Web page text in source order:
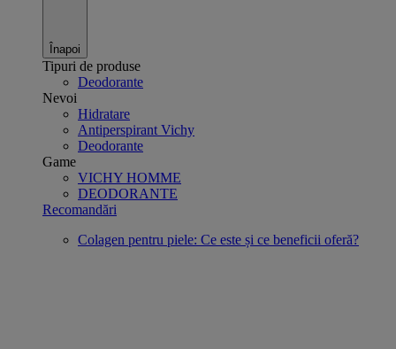
Înapoi
Tipuri de produse
Deodorante
Nevoi
Hidratare
Antiperspirant Vichy
Deodorante
Game
VICHY HOMME
DEODORANTE
Recomandări
Colagen pentru piele: Ce este și ce beneficii oferă?